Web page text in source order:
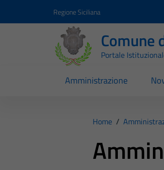
Regione Siciliana
Comune
Portale
Amministrazione
Home /